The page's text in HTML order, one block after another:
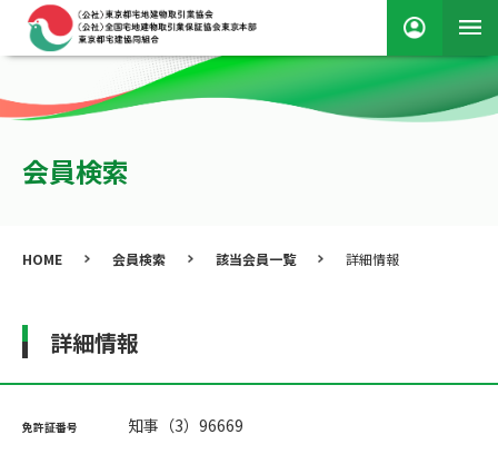
会員検索
HOME 会員検索 該当会員一覧 詳細情報
詳細情報
免許証番号 知事（3）96669